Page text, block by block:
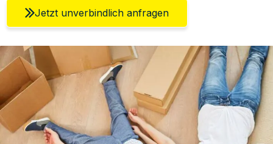
Jetzt unverbindlich anfragen